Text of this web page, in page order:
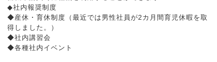
◆社内報奨制度
◆産休・育休制度（最近では男性社員が2カ月間育児休暇を取
得しました。）
◆社内講習会
◆各種社内イベント